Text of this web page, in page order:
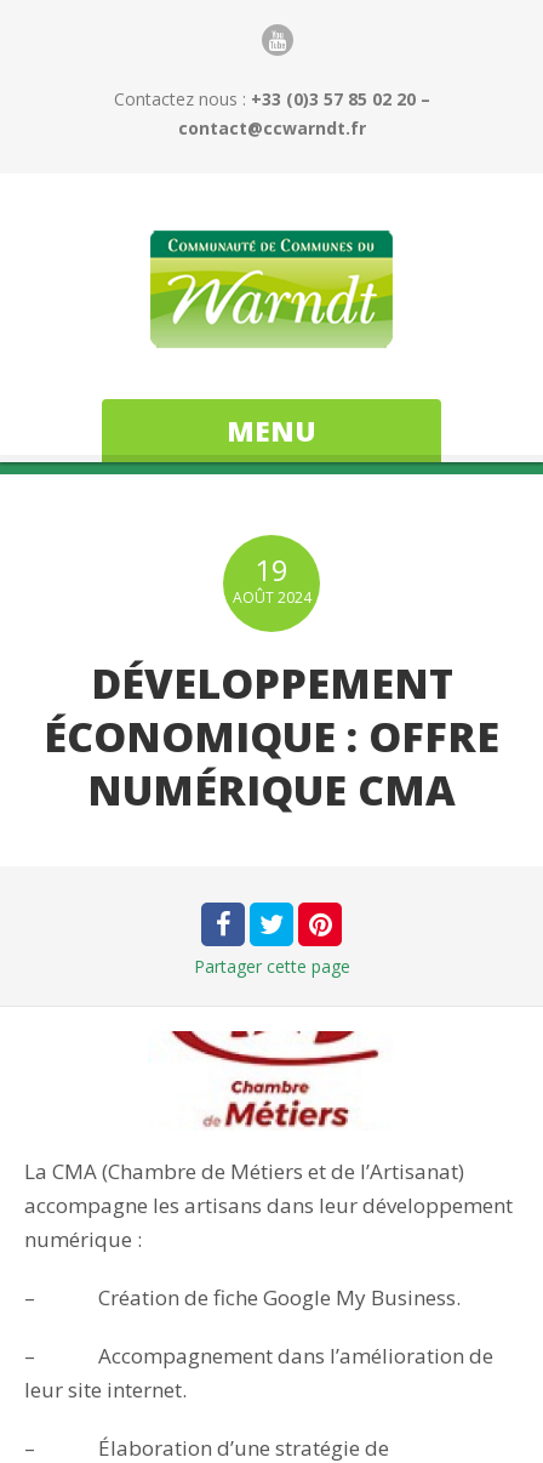
Contactez nous : +33 (0)3 57 85 02 20 –
contact@ccwarndt.fr
MENU
19
AOÛT2024
DÉVELOPPEMENT
ÉCONOMIQUE : OFFRE
NUMÉRIQUE CMA
Partager cette page
La CMA (Chambre de Métiers et de l’Artisanat)
accompagne les artisans dans leur développement
numérique :
– Création de fiche Google My Business.
– Accompagnement dans l’amélioration de
leur site internet.
– Élaboration d’une stratégie de